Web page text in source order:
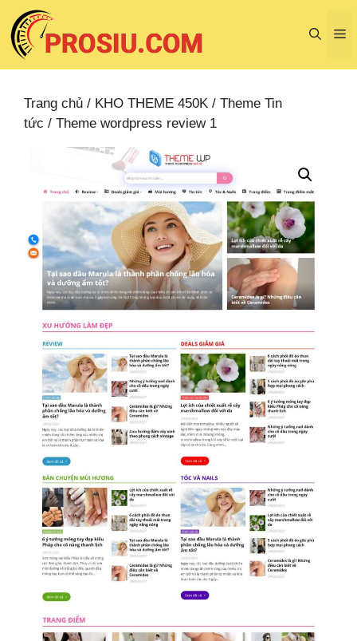
Chuyển
đến
nội
dung
Trang chủ / KHO THEME 450K / Theme Tin
tức / Theme wordpress review 1